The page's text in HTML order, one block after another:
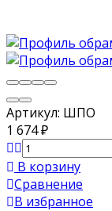
Артикул: ШПО
1 674₽
В корзину
Сравнение
В избранное